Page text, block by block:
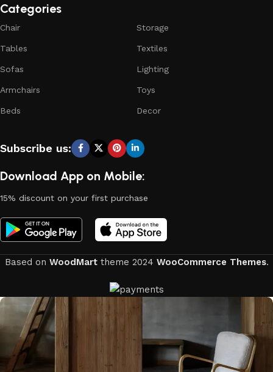
Categories
Chair
Tables
Sofas
Armchairs
Beds
Storage
Textiles
Lighting
Toys
Decor
Subscribe us:
Download App on Mobile:
15% discount on your first purchase
Based on WoodMarttheme 2024 WooCommerce Themes.